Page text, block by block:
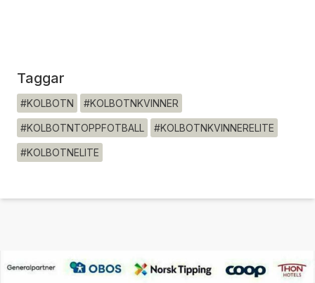
Taggar
#KOLBOTN #KOLBOTNKVINNER
#KOLBOTNTOPPFOTBALL #KOLBOTNKVINNERELITE
#KOLBOTNELITE